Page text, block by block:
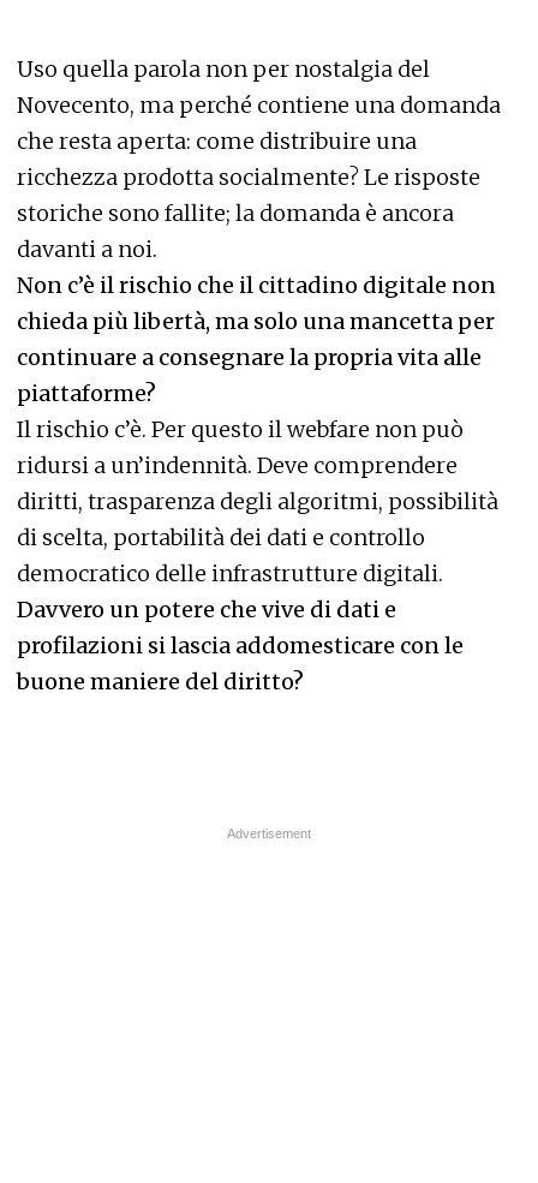
Uso quella parola non per nostalgia del
Novecento, ma perché contiene una domanda
che resta aperta: come distribuire una
ricchezza prodotta socialmente? Le risposte
storiche sono fallite; la domanda è ancora
davanti a noi.
Non c’è il rischio che il cittadino digitale non
chieda più libertà, ma solo una mancetta per
continuare a consegnare la propria vita alle
piattaforme?
Il rischio c’è. Per questo il webfare non può
ridursi a un’indennità. Deve comprendere
diritti, trasparenza degli algoritmi, possibilità
di scelta, portabilità dei dati e controllo
democratico delle infrastrutture digitali.
Davvero un potere che vive di dati e
profilazioni si lascia addomesticare con le
buone maniere del diritto?